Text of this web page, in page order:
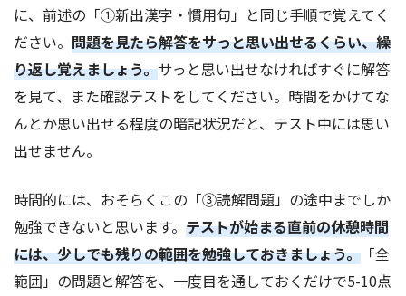
に、前述の「①新出漢字・慣用句」と同じ手順で覚えてく
ださい。 問題を見たら解答をサっと思い出せるくらい、繰
り返し覚えましょう。サっと思い出せなければすぐに解答
を見て、また確認テストをしてください。時間をかけてな
んとか思い出せる程度の暗記状況だと、テスト中には思い
出せません。
時間的には、おそらくこの「③読解問題」の途中までしか
勉強できないと思います。 テストが始まる直前の休憩時間
には、少しでも残りの範囲を勉強しておきましょう。 「全
範囲」の問題と解答を、一度目を通しておくだけで5-10点